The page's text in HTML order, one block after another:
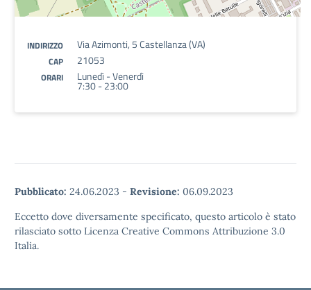
INDIRIZZO Via Azimonti, 5 Castellanza (VA)
CAP 21053
ORARI Lunedì - Venerdì
7:30 - 23:00
Pubblicato: 24.06.2023 - Revisione: 06.09.2023
Eccetto dove diversamente specificato, questo articolo è stato
rilasciato sotto Licenza Creative Commons Attribuzione 3.0
Italia.